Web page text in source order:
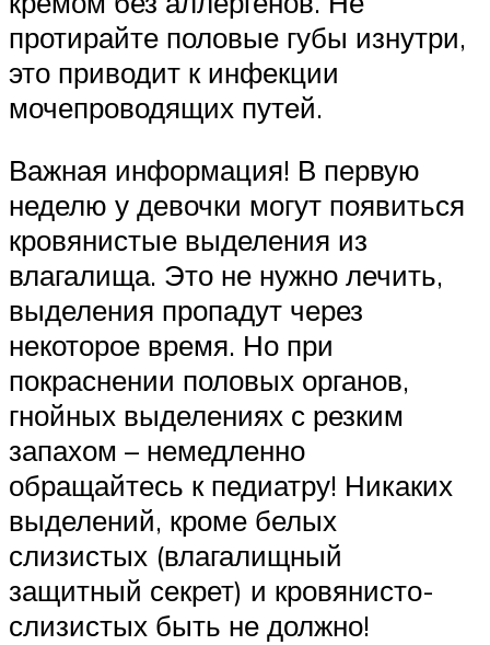
протирайте половые губы изнутри,
это приводит к инфекции
мочепроводящих путей.
Важная информация! В первую
неделю у девочки могут появиться
кровянистые выделения из
влагалища. Это не нужно лечить,
выделения пропадут через
некоторое время. Но при
покраснении половых органов,
гнойных выделениях с резким
запахом – немедленно
обращайтесь к педиатру! Никаких
выделений, кроме белых
слизистых (влагалищный
защитный секрет) и кровянисто-
слизистых быть не должно!